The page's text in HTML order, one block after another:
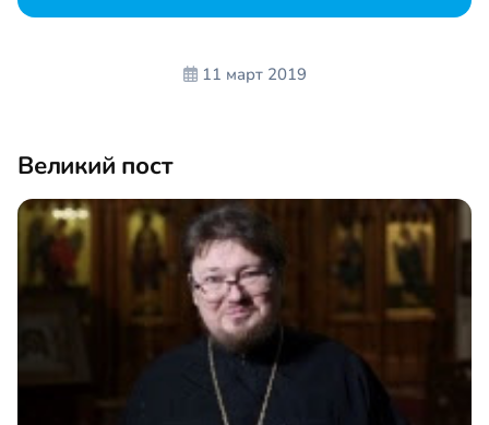
11 март 2019
Великий пост